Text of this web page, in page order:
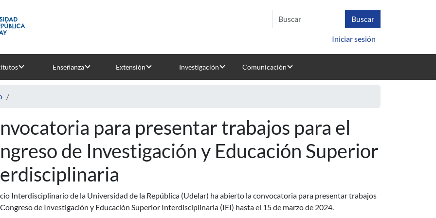
Iniciar sesión
Enseñanza Extensión Investigación Comunicación
para presentar trabajos para el
de Investigación y Educación Superior
Interdisciplinario de la Universidad de la República (Udelar) ha abierto la convocatoria para presentar trabajos
de Investigación y Educación Superior Interdisciplinaria (IEI) hasta el 15 de marzo de 2024.